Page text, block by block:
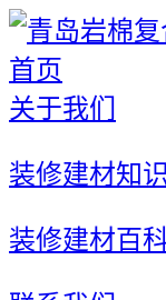
首页
关于我们
装修建材知识
装修建材百